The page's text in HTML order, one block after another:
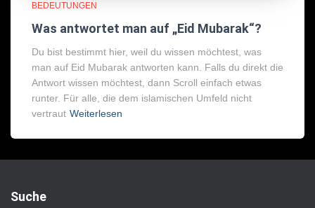
BEDEUTUNGEN
Was antwortet man auf „Eid Mubarak“?
Du bist bestimmt hier, weil du wissen möchtest, was
man auf Eid Mubarak antworten kann. Falls du direkt die
Antwort wissen möchtest, dann Scroll einfach etwas
runter. Für alle, die dem islamischen Umfeld nicht
vertraut Weiterlesen
Suche